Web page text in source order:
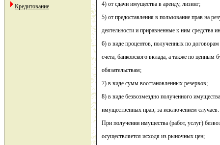
Кредитование
4) от сдачи имущества в аренду, лизинг;
5) от предоставления в пользование прав на
деятельности и приравненные к ним средства
6) в виде процентов, полученных по договорам
счета, банковского вклада, а также по
обязательствам;
7) в виде сумм восстановленных резервов;
8) в виде безвозмездно полученного
имущественных прав, за исключением случаев.
При получении имущества (работ, услуг)
осуществляется исходя из рыночных цен;